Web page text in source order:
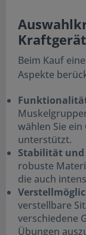
Kraftgerät
Beim Kauf
Aspekte
wählen Sie
unterstützt.
Stabilität und
robuste
die auch
verstellbare
verschiedene
Übungen